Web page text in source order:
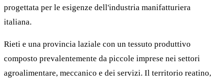
progettata per le esigenze dell'industria manifatturiera
italiana.
Rieti e una provincia laziale con un tessuto produttivo
composto prevalentemente da piccole imprese nei settori
agroalimentare, meccanico e dei servizi. Il territorio reatino,